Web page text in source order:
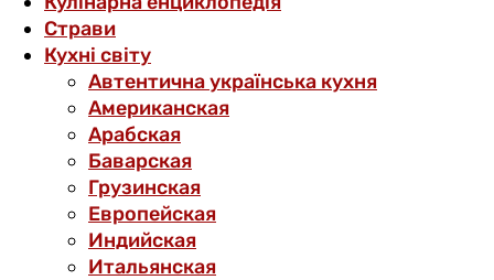
Страви
Кухні світу
Автентична українська кухня
Американская
Арабская
Баварская
Грузинская
Европейская
Индийская
Итальянская